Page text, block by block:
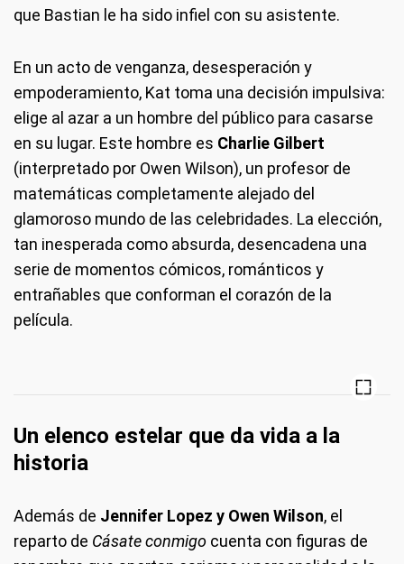
que Bastian le ha sido infiel con su asistente.
En un acto de venganza, desesperación y
empoderamiento, Kat toma una decisión impulsiva:
elige al azar a un hombre del público para casarse
en su lugar. Este hombre es Charlie Gilbert
(interpretado por Owen Wilson), un profesor de
matemáticas completamente alejado del
glamoroso mundo de las celebridades. La elección,
tan inesperada como absurda, desencadena una
serie de momentos cómicos, románticos y
entrañables que conforman el corazón de la
película.
Un elenco estelar que da vida a la
historia
Además de Jennifer Lopez y Owen Wilson, el
reparto de Cásate conmigo cuenta con figuras de